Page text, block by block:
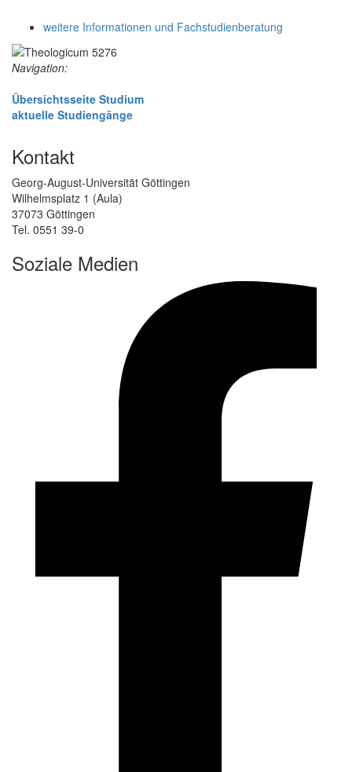
weitere Informationen und Fachstudienberatung
Navigation:
Übersichtsseite Studium
aktuelle Studiengänge
Kontakt
Georg-August-Universität Göttingen
Wilhelmsplatz 1 (Aula)
37073 Göttingen
Tel. 0551 39-0
Soziale Medien